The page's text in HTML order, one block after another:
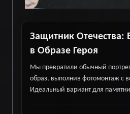
Защитник Отечества:
в Образе Героя
Мы превратили обычный
образ, выполнив фотомонтаж с
Идеальный вариант для